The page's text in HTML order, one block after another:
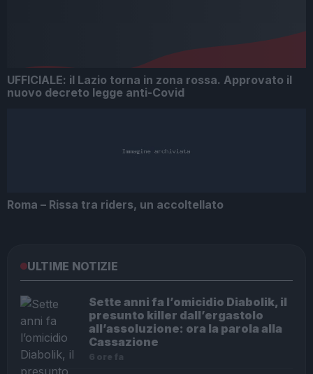
UFFICIALE: il Lazio torna in zona rossa. Approvato il
nuovo decreto legge anti-Covid
Roma – Rissa tra riders, un accoltellato
ULTIME NOTIZIE
Sette anni fa l’omicidio Diabolik, il
presunto killer dall’ergastolo
all’assoluzione: ora la parola alla
Cassazione
6 ore fa